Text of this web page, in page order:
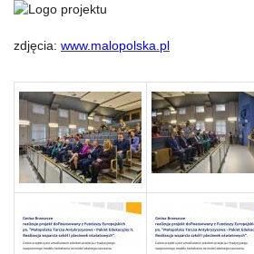
zdjęcia: www.malopolska.pl